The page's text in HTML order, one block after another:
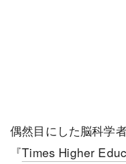
偶然目にした脳科学
『Times Higher